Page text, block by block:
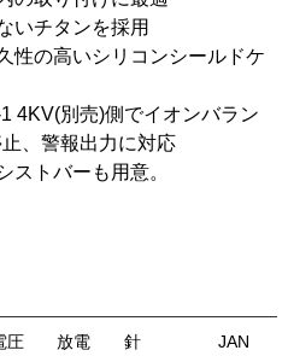
いチタンを採用
性の高いシリコンシールドケ
4KV(別売)側でイオンバラン
、警報出力に対応
ストバーも用意。
圧
放電
針
JAN